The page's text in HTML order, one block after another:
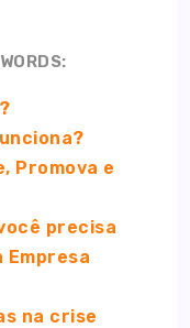
Promova e
precisa
na crise